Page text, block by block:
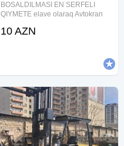
BOSALDILMASI EN SERFELI
QIYMETE elave olaraq Avtokran
movcuddur etrafli melumat ucun
10 AZN